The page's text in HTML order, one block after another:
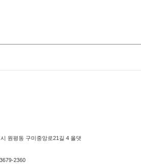
원평동 구미중앙로21길 4 올댓
2360